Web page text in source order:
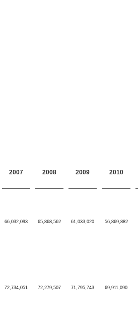
2007 2008 2009 2010
66,032,093 65,868,562 61,033,020 56,869,882
72,734,051 72,279,507 71,795,743 69,911,090